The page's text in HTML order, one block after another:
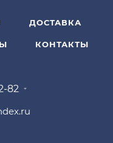
ДОСТАВКА
КОНТАКТЫ
82